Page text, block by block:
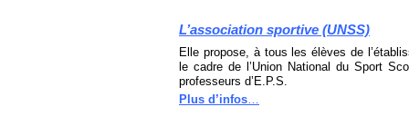
L’association sportive (UNSS)
Elle propose, à tous les élèves de
le cadre de l’Union National du Sport
professeurs d’E.P.S.
Plus d’infos…